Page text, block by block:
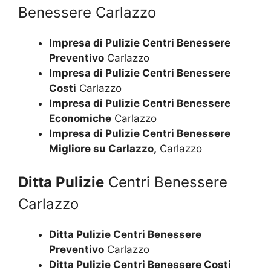
Benessere Carlazzo
Impresa di Pulizie Centri Benessere
Preventivo Carlazzo
Impresa di Pulizie Centri Benessere
Costi Carlazzo
Impresa di Pulizie Centri Benessere
Economiche Carlazzo
Impresa di Pulizie Centri Benessere
Migliore su Carlazzo, Carlazzo
Ditta Pulizie Centri Benessere
Carlazzo
Ditta Pulizie Centri Benessere
Preventivo Carlazzo
Ditta Pulizie Centri Benessere Costi